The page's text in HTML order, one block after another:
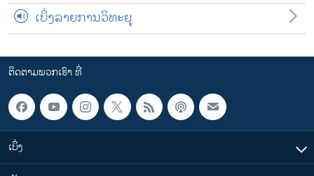
ເບິ່ງລາຍການວິທະຍຸ
ຕິດຕາມພວກເຮົາ ທີ່
ເບິ່ງ